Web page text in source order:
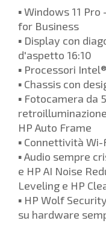
▪ Windows 11
for Business
▪ Display con
d'aspetto 16:10
▪ Processori
▪ Chassis con
▪ Fotocamera da
HP Auto Frame
▪ Connettività Wi-
▪ Audio sempre
e HP AI Noise
Leveling e HP
▪ HP Wolf
su hardware